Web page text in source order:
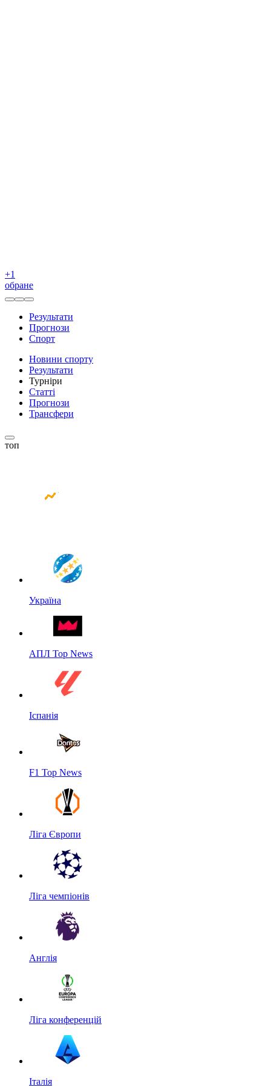
+1
обране
Результати
Прогнози
Спорт
Новини спорту
Результати
Турніри
Статті
Прогнози
Трансфери
топ
Україна
АПЛ Top News
Іспанія
F1 Top News
Ліга Європи
Ліга чемпіонів
Англія
Ліга конференцій
Італія